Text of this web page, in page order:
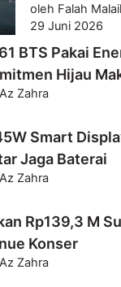
oleh Falah
29 Juni 2026
BTS Pakai
Hijau
Zahra
Smart
Jaga Baterai
Zahra
Rp139,3 M
Konser
Zahra